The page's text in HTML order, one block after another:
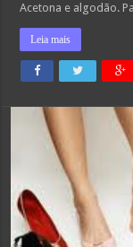
Acetona e algodão.
Leia mais